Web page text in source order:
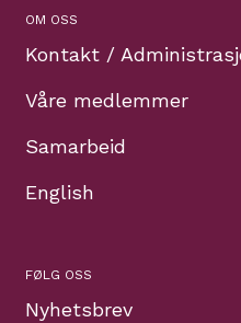
OM OSS
Kontakt /
Våre medlemmer
Samarbeid
English
FØLG OSS
Nyhetsbrev